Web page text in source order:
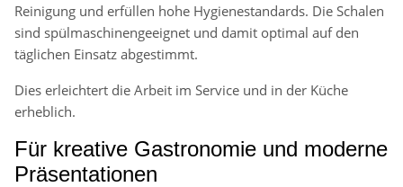
Reinigung und erfüllen hohe Hygienestandards. Die Schalen
sind spülmaschinengeeignet und damit optimal auf den
täglichen Einsatz abgestimmt.
Dies erleichtert die Arbeit im Service und in der Küche
erheblich.
Für kreative Gastronomie und moderne
Präsentationen